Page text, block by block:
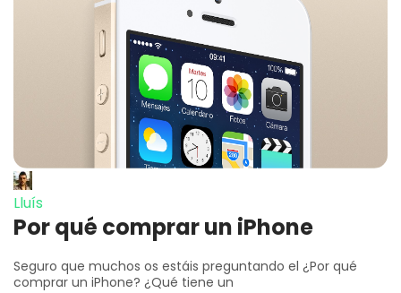
Lluís
Por qué comprar un iPhone
Seguro que muchos os estáis preguntando el ¿Por qué
comprar un iPhone? ¿Qué tiene un